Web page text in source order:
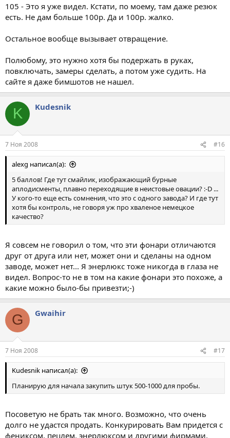
105 - Это я уже видел. Кстати, по моему, там даже резюк
есть. Не дам больше 100р. Да и 100р. жалко.
Остальное вообще вызывает отвращение.
Полюбому, это нужно хотя бы подержать в руках,
повключать, замеры сделать, а потом уже судить. На
сайте я даже бимшотов не нашел.
K Kudesnik
7 Ноя 2008 #16
alexg написал(а):
5 баллов! Где тут смайлик, изображающий бурные
аплодисменты, плавно переходящие в неистовые овации? :-D ...
У кого-то еще есть сомнения, что это с одного завода? И где тут
хотя бы контроль, не говоря уж про хваленое немецкое
качество?
Я совсем не говорил о том, что эти фонари отличаются
друг от друга или нет, может они и сделаны на одном
заводе, может нет... Я энерлюкс тоже никогда в глаза не
видел. Вопрос-то не в том на какие фонари это похоже, а
какие можно было-бы привезти;-)
G Gwaihir
7 Ноя 2008 #17
Kudesnik написал(а):
Планирую для начала закупить штук 500-1000 для пробы.
Посоветую не брать так много. Возможно, что очень
долго не удастся продать. Конкурировать Вам придется с
фениксом, пецлем, энерлюксом и другими фирмами.